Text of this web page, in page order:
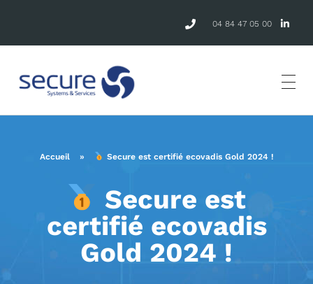
04 84 47 05 00
Accueil » Secure est certifié ecovadis Gold 2024 !
Secure est
certifié ecovadis
Gold 2024 !